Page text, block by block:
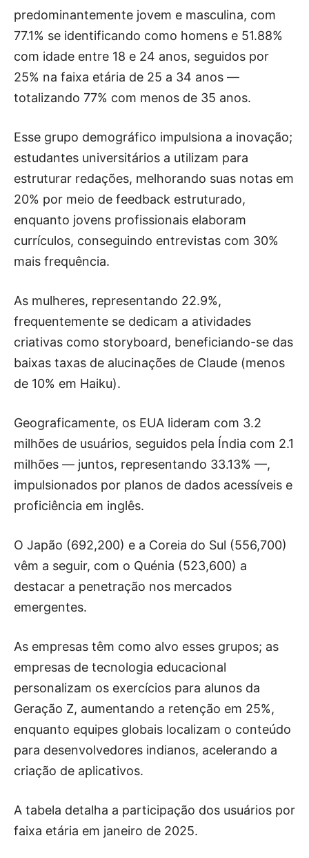
predominantemente jovem e masculina, com
77.1% se identificando como homens e 51.88%
com idade entre 18 e 24 anos, seguidos por
25% na faixa etária de 25 a 34 anos —
totalizando 77% com menos de 35 anos.
Esse grupo demográfico impulsiona a inovação;
estudantes universitários a utilizam para
estruturar redações, melhorando suas notas em
20% por meio de feedback estruturado,
enquanto jovens profissionais elaboram
currículos, conseguindo entrevistas com 30%
mais frequência.
As mulheres, representando 22.9%,
frequentemente se dedicam a atividades
criativas como storyboard, beneficiando-se das
baixas taxas de alucinações de Claude (menos
de 10% em Haiku).
Geograficamente, os EUA lideram com 3.2
milhões de usuários, seguidos pela Índia com 2.1
milhões — juntos, representando 33.13% —,
impulsionados por planos de dados acessíveis e
proficiência em inglês.
O Japão (692,200) e a Coreia do Sul (556,700)
vêm a seguir, com o Quénia (523,600) a
destacar a penetração nos mercados
emergentes.
As empresas têm como alvo esses grupos; as
empresas de tecnologia educacional
personalizam os exercícios para alunos da
Geração Z, aumentando a retenção em 25%,
enquanto equipes globais localizam o conteúdo
para desenvolvedores indianos, acelerando a
criação de aplicativos.
A tabela detalha a participação dos usuários por
faixa etária em janeiro de 2025.